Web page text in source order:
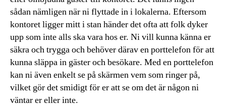
sådan nämligen när ni flyttade in i lokalerna. Eftersom
kontoret ligger mitt i stan händer det ofta att folk dyker
upp som inte alls ska vara hos er. Ni vill kunna känna er
säkra och trygga och behöver därav en porttelefon för att
kunna släppa in gäster och besökare. Med en porttelefon
kan ni även enkelt se på skärmen vem som ringer på,
vilket gör det smidigt för er att se om det är någon ni
väntar er eller inte.